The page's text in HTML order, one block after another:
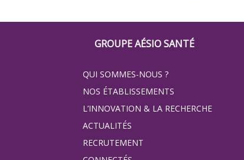
Footer
Groupe
Eovi
pour
les
minis
GROUPE AÉSIO SANTÉ
QUI SOMMES-NOUS ?
NOS ÉTABLISSEMENTS
L’INNOVATION & LA RECHERCHE
ACTUALITÉS
RECRUTEMENT